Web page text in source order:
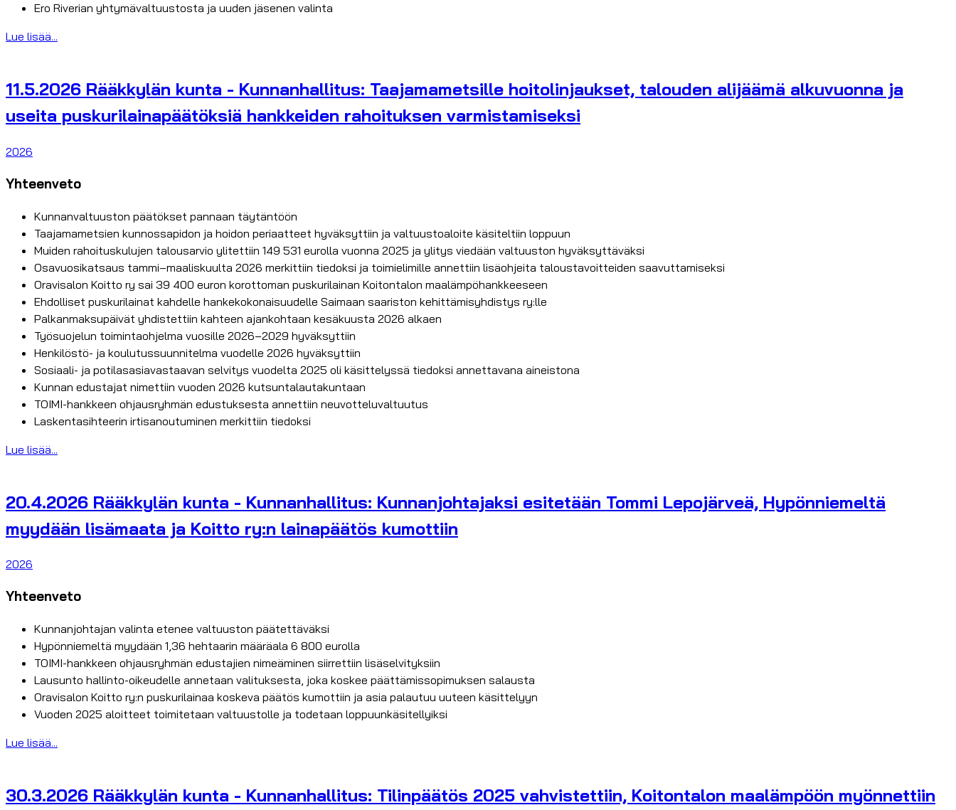
Ero Riverian yhtymävaltuustosta ja uuden jäsenen valinta
Lue lisää...
11.5.2026 Rääkkylän kunta - Kunnanhallitus: Taajamametsille hoitolinjaukset, talouden alijäämä alkuvuonna ja
useita puskurilainapäätöksiä hankkeiden rahoituksen varmistamiseksi
2026
Yhteenveto
Kunnanvaltuuston päätökset pannaan täytäntöön
Taajamametsien kunnossapidon ja hoidon periaatteet hyväksyttiin ja valtuustoaloite käsiteltiin loppuun
Muiden rahoituskulujen talousarvio ylitettiin 149 531 eurolla vuonna 2025 ja ylitys viedään valtuuston hyväksyttäväksi
Osavuosikatsaus tammi–maaliskuulta 2026 merkittiin tiedoksi ja toimielimille annettiin lisäohjeita taloustavoitteiden saavuttamiseksi
Oravisalon Koitto ry sai 39 400 euron korottoman puskurilainan Koitontalon maalämpöhankkeeseen
Ehdolliset puskurilainat kahdelle hankekokonaisuudelle Saimaan saariston kehittämisyhdistys ry:lle
Palkanmaksupäivät yhdistettiin kahteen ajankohtaan kesäkuusta 2026 alkaen
Työsuojelun toimintaohjelma vuosille 2026–2029 hyväksyttiin
Henkilöstö- ja koulutussuunnitelma vuodelle 2026 hyväksyttiin
Sosiaali- ja potilasasiavastaavan selvitys vuodelta 2025 oli käsittelyssä tiedoksi annettavana aineistona
Kunnan edustajat nimettiin vuoden 2026 kutsuntalautakuntaan
TOIMI-hankkeen ohjausryhmän edustuksesta annettiin neuvotteluvaltuutus
Laskentasihteerin irtisanoutuminen merkittiin tiedoksi
Lue lisää...
20.4.2026 Rääkkylän kunta - Kunnanhallitus: Kunnanjohtajaksi esitetään Tommi Lepojärveä, Hypönniemeltä
myydään lisämaata ja Koitto ry:n lainapäätös kumottiin
2026
Yhteenveto
Kunnanjohtajan valinta etenee valtuuston päätettäväksi
Hypönniemeltä myydään 1,36 hehtaarin määräala 6 800 eurolla
TOIMI-hankkeen ohjausryhmän edustajien nimeäminen siirrettiin lisäselvityksiin
Lausunto hallinto-oikeudelle annetaan valituksesta, joka koskee päättämissopimuksen salausta
Oravisalon Koitto ry:n puskurilainaa koskeva päätös kumottiin ja asia palautuu uuteen käsittelyyn
Vuoden 2025 aloitteet toimitetaan valtuustolle ja todetaan loppuunkäsitellyiksi
Lue lisää...
30.3.2026 Rääkkylän kunta - Kunnanhallitus: Tilinpäätös 2025 vahvistettiin, Koitontalon maalämpöön myönnettiin